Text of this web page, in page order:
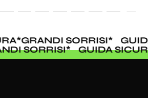
*GRANDI SORRISI*
SORRISI* GUIDA